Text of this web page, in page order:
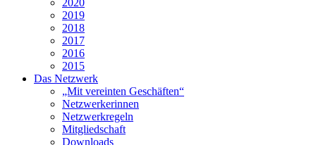
2020
2019
2018
2017
2016
2015
Das Netzwerk
„Mit vereinten Geschäften“
Netzwerkerinnen
Netzwerkregeln
Mitgliedschaft
Downloads